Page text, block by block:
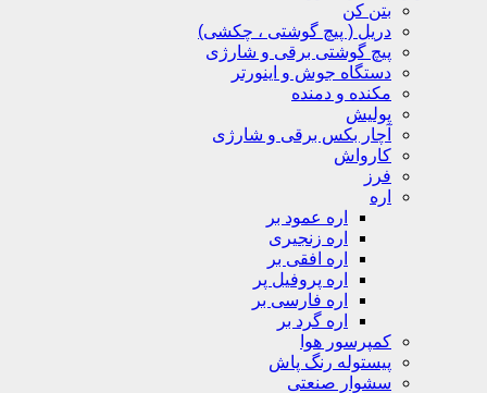
بتن کن
دریل ( پیچ گوشتی ، چکشی)
پیچ گوشتی برقی و شارژی
دستگاه جوش و اینورتر
مکنده و دمنده
پولیش
آچار بکس برقی و شارژی
کارواش
فرز
اره
اره عمود بر
اره زنجیری
اره افقی بر
اره پروفیل پر
اره فارسی بر
اره گرد بر
کمپرسور هوا
پیستوله رنگ پاش
سشوار صنعتی